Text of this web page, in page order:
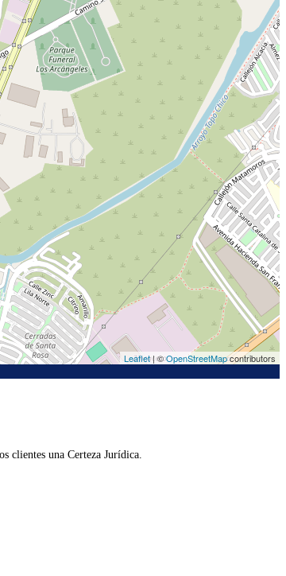
Leaflet| ©OpenStreetMapcontributors
clientes una Certeza Jurídica.